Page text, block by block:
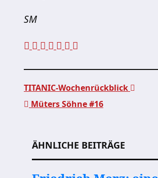
SM
TITANIC-Wochenrückblick
Müters Söhne #16
ÄHNLICHE BEITRÄGE